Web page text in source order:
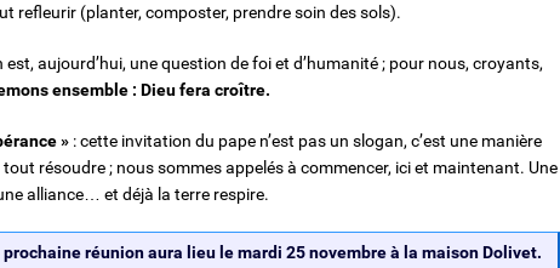
refleurir (planter, composter, prendre soin des sols).
aujourd’hui, une question de foi et d’humanité ; pour nous, croyants,
ensemble : Dieu fera croître.
» : cette invitation du pape n’est pas un slogan, c’est une manière
tout résoudre ; nous sommes appelés à commencer, ici et maintenant. Une
alliance… et déjà la terre respire.
réunion aura lieu le mardi 25 novembre à la maison Dolivet.